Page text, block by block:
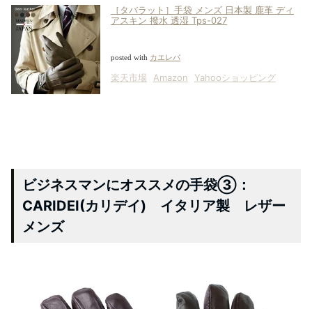
［タバラット］手袋 メンズ 日本製 鹿革 ディ
アスキン 撥水 透湿 Tps-027
posted with カエレバ
楽天市場 Amazon Yahooショッピング
ビジネスマンにオススメの手袋③：
CARIDEI(カリデイ) イタリア製 レザー
メンズ